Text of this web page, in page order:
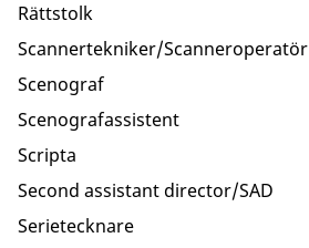
Rättstolk
Scannertekniker/Scanneroperatör
Scenograf
Scenografassistent
Scripta
Second assistant director/SAD
Serietecknare